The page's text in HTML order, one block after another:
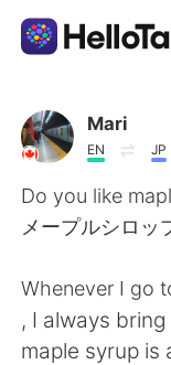
Aplicativo
AI Grammar
Português
English
Mari
EN JP
Do you like
メープルシロッ
Whenever I go
, I always
maple syrup is